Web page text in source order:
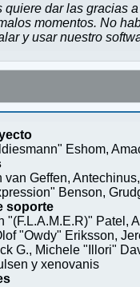
quiere dar las gracias
momentos. No
y usar nuestro
Eshom,
van Geffen,
Benson,
soporte
"(F.L.A.M.E.R)" Patel,
"Owdy" Eriksson,
G., Michele "Illori"
y xenovanis